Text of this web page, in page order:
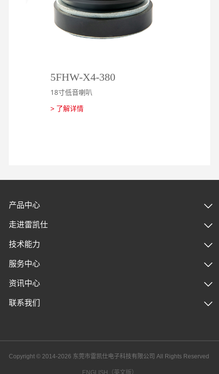
5FHW-X4-380
18寸低音喇叭
> 了解详情
产品中心
走进雷凯仕
技术能力
服务中心
资讯中心
联系我们
Copyright © 2014-2026 东莞市雷凯仕电子科技有限公司 All Rights Reserved